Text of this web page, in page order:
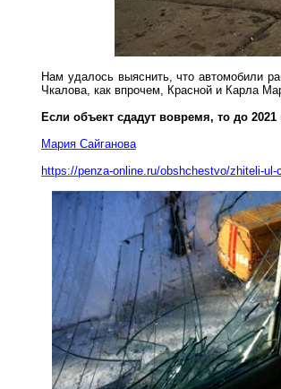
Нам удалось выяснить, что автомобили
Чкалова, как впрочем, Красной и Карла
Если объект сдадут вовремя, то до 2021
Мария Сайганова
https://penza-online.ru/obshchestvo/zhiteli-